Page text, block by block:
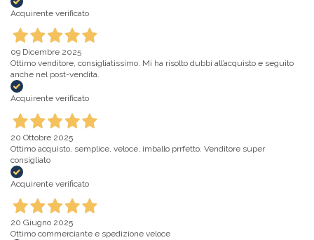
Acquirente verificato
09 Dicembre 2025
Ottimo venditore, consigliatissimo. Mi ha risolto dubbi all’acquisto e seguito
anche nel post-vendita.
Acquirente verificato
20 Ottobre 2025
Ottimo acquisto, semplice, veloce, imballo prrfetto. Venditore super
consigliato
Acquirente verificato
20 Giugno 2025
Ottimo commerciante e spedizione veloce